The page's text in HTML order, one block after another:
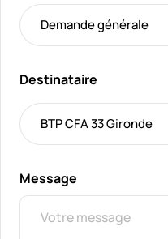
Demande générale
Destinataire
BTP CFA 33 Gironde
Message